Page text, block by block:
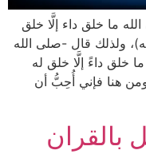
ما خلق داء إلَّا خلق
ولذلك قال -صلى الله
خلق داءً إلَّا خلق له
ومن هنا فإني أُحِبُّ أن
بالقران